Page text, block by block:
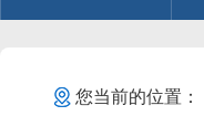
您当前的位置：